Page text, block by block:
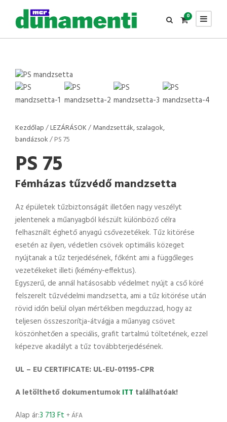
0
Kezdőlap/LEZÁRÁSOK/Mandzsetták, szalagok,
bandázsok/ PS 75
PS 75
Fémházas tűzvédő mandzsetta
Az épületek tűzbiztonságát illetően nagy veszélyt
jelentenek a műanyagból készült különböző célra
felhasznált éghető anyagú csővezetékek. Tűz kitörése
esetén az ilyen, védetlen csövek optimális közeget
nyújtanak a tűz terjedésének, főként ami a függőleges
vezetékeket illeti (kémény-effektus).
Egyszerű, de annál hatásosabb védelmet nyújt a cső köré
felszerelt tűzvédelmi mandzsetta, ami a tűz kitörése után
rövid időn belül olyan mértékben megduzzad, hogy az
teljesen összeszorítja-átvágja a műanyag csövet
köszönhetően a speciális, grafit tartalmú töltetének, ezzel
képezve akadályt a tűz továbbterjedésének.
UL – EU CERTIFICATE: UL-EU-01195-CPR
A letölthető dokumentumok ITT találhatóak!
Alap ár:3 713 Ft + ÁFA